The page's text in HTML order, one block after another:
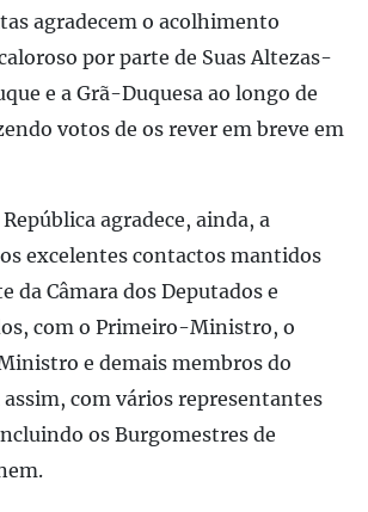
agradecem o acolhimento
por parte de Suas Altezas-
e a Grã-Duquesa ao longo de
votos de os rever em breve em
agradece, ainda, a
excelentes contactos mantidos
da Câmara dos Deputados e
com o Primeiro-Ministro, o
e demais membros do
assim, com vários representantes
os Burgomestres de